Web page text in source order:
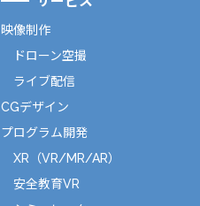
映像制作
ドローン空撮
ライブ配信
CGデザイン
プログラム開発
XR（VR/MR/AR）
安全教育VR